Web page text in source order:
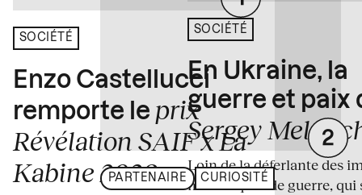
SOCIÉTÉ
Enzo Castellucci
remporte le prix
Révélation SAIF x La
Kabine 2026
PARTENAIRE CURIOSITÉ
SOCIÉTÉ
En Ukraine, la
guerre et paix
Sergey
Loin de la déferlante des
médiatiques de guerre, qui